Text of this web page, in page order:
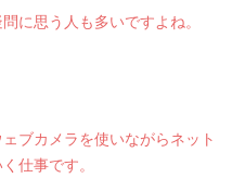
に思う人も多いですよね。
ブカメラを使いながらネット
仕事です。